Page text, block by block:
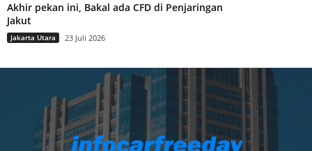
Akhir pekan ini, Bakal ada CFD di Penjaringan
Jakut
Jakarta Utara 23 Juli 2026